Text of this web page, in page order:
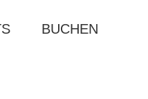
BUCHEN